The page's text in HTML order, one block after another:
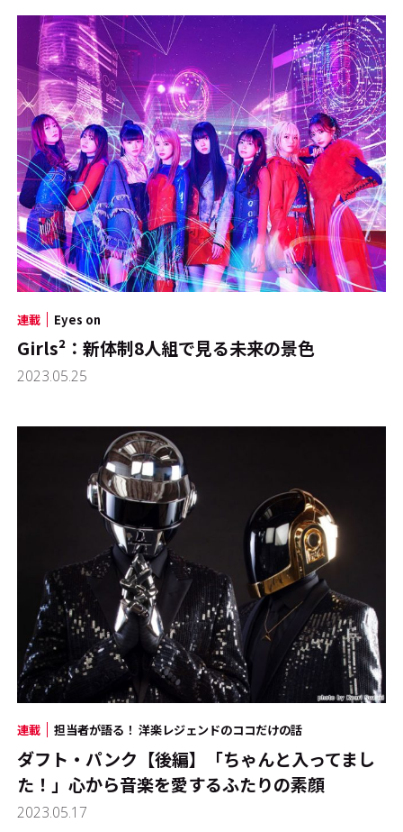
連載 Eyes on
Girls²：新体制8人組で見る未来の景色
2023.05.25
連載 担当者が語る！ 洋楽レジェンドのココだけの話
ダフト・パンク【後編】「ちゃんと入ってまし
た！」心から音楽を愛するふたりの素顔
2023.05.17